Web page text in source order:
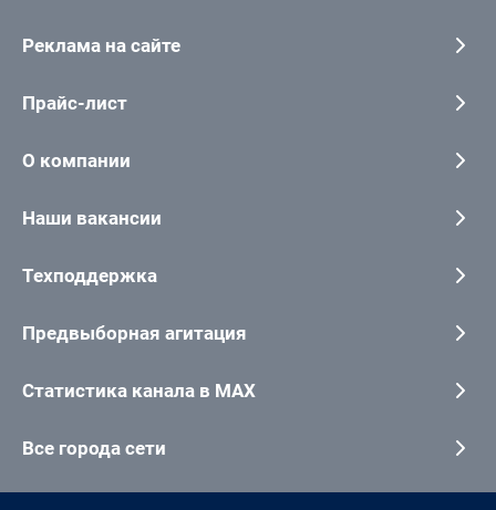
Реклама на сайте
Прайс-лист
О компании
Наши вакансии
Техподдержка
Предвыборная агитация
Статистика канала в MAX
Все города сети